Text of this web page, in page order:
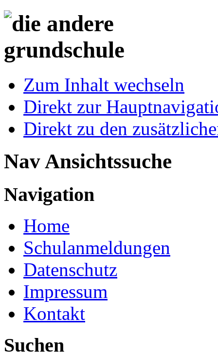
Zum Inhalt wechseln
Direkt zur
Direkt zu den
Nav Ansichtssuche
Navigation
Home
Schulanmeldungen
Datenschutz
Impressum
Kontakt
Suchen